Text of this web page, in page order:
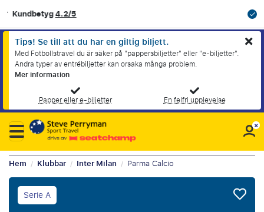
OFFICIELL PARTNER TILL SVENSKA FOTBOLLSFÖRBUNDET
Tips! Se till att du har en giltig biljett.
Med Fotbollstravel du är säker på "pappersbiljetter" eller "e-biljetter".
Andra typer av entrébiljetter kan orsaka många problem.
Mer information
Papper eller e-biljetter
En felfri upplevelse
Hem / Klubbar / Inter Milan / Parma Calcio
Serie A